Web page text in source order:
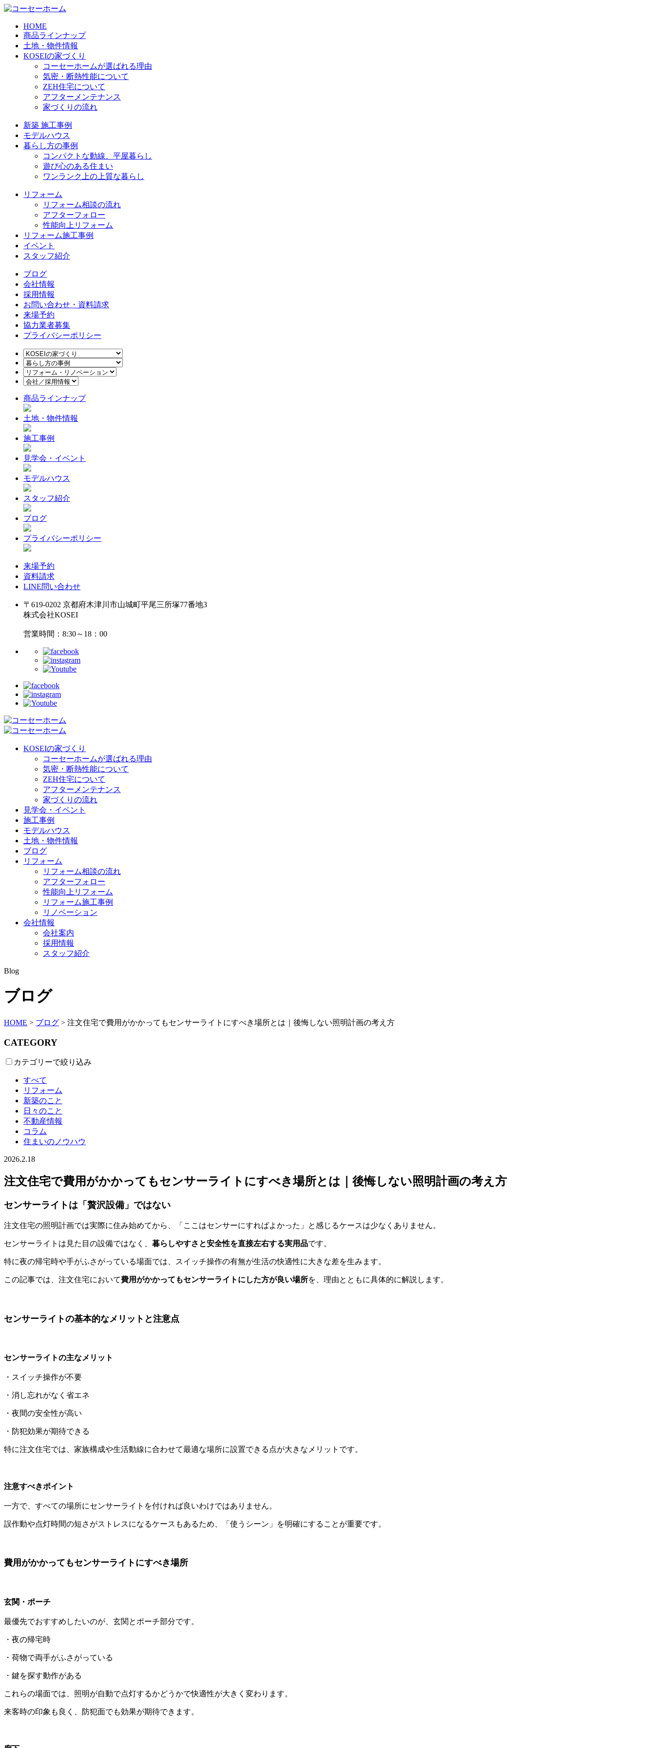
HOME
商品ラインナップ
土地・物件情報
KOSEIの家づくり
コーセーホームが選ばれる理由
気密・断熱性能について
ZEH住宅について
アフターメンテナンス
家づくりの流れ
新築 施工事例
モデルハウス
暮らし方の事例
コンパクトな動線、平屋暮らし
遊び心のある住まい
ワンランク上の上質な暮らし
リフォーム
リフォーム相談の流れ
アフターフォロー
性能向上リフォーム
リフォーム施工事例
イベント
スタッフ紹介
ブログ
会社情報
採用情報
お問い合わせ・資料請求
来場予約
協力業者募集
プライバシーポリシー
商品ラインナップ
土地・物件情報
施工事例
見学会・イベント
モデルハウス
スタッフ紹介
ブログ
プライバシーポリシー
来場予約
資料請求
LINE問い合わせ
〒619-0202 京都府木津川市山城町平尾三所塚77番地3
株式会社KOSEI
営業時間：8:30～18：00
KOSEIの家づくり
コーセーホームが選ばれる理由
気密・断熱性能について
ZEH住宅について
アフターメンテナンス
家づくりの流れ
見学会・イベント
施工事例
モデルハウス
土地・物件情報
ブログ
リフォーム
リフォーム相談の流れ
アフターフォロー
性能向上リフォーム
リフォーム施工事例
リノベーション
会社情報
会社案内
採用情報
スタッフ紹介
Blog
ブログ
HOME > ブログ > 注文住宅で費用がかかってもセンサーライトにすべき場所とは｜後悔しない照明計画の考え方
CATEGORY
カテゴリーで絞り込み
すべて
リフォーム
新築のこと
日々のこと
不動産情報
コラム
住まいのノウハウ
2026.2.18
注文住宅で費用がかかってもセンサーライトにすべき場所とは｜後悔しない照明計画の考え方
センサーライトは「贅沢設備」ではない
注文住宅の照明計画では実際に住み始めてから、「ここはセンサーにすればよかった」と感じるケースは少なくありません。
センサーライトは見た目の設備ではなく、 暮らしやすさと安全性を直接左右する実用品です。
特に夜の帰宅時や手がふさがっている場面では、スイッチ操作の有無が生活の快適性に大きな差を生みます。
この記事では、注文住宅において費用がかかってもセンサーライトにした方が良い場所を、理由とともに具体的に解説します。
センサーライトの基本的なメリットと注意点
センサーライトの主なメリット
・スイッチ操作が不要
・消し忘れがなく省エネ
・夜間の安全性が高い
・防犯効果が期待できる
特に注文住宅では、家族構成や生活動線に合わせて最適な場所に設置できる点が大きなメリットです。
注意すべきポイント
一方で、すべての場所にセンサーライトを付ければ良いわけではありません。
誤作動や点灯時間の短さがストレスになるケースもあるため、「使うシーン」を明確にすることが重要です。
費用がかかってもセンサーライトにすべき場所
玄関・ポーチ
最優先でおすすめしたいのが、玄関とポーチ部分です。
・夜の帰宅時
・荷物で両手がふさがっている
・鍵を探す動作がある
これらの場面では、照明が自動で点灯するかどうかで快適性が大きく変わります。
来客時の印象も良く、防犯面でも効果が期待できます。